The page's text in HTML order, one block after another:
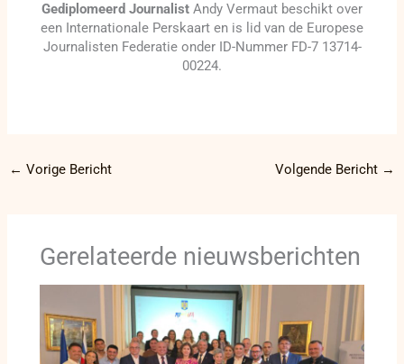
Gediplomeerd Journalist Andy Vermaut beschikt over
een Internationale Perskaart en is lid van de Europese
Journalisten Federatie onder ID-Nummer FD-7 13714-
00224.
← Vorige Bericht Volgende Bericht →
Gerelateerde nieuwsberichten